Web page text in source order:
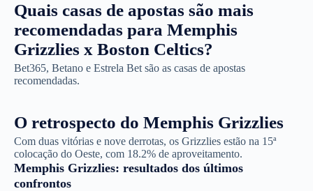
Quais casas de apostas são mais
recomendadas para Memphis
Grizzlies x Boston Celtics?
Bet365, Betano e Estrela Bet são as casas de apostas
recomendadas.
O retrospecto do Memphis Grizzlies
Com duas vitórias e nove derrotas, os Grizzlies estão na 15ª
colocação do Oeste, com 18.2% de aproveitamento.
Memphis Grizzlies: resultados dos últimos
confrontos